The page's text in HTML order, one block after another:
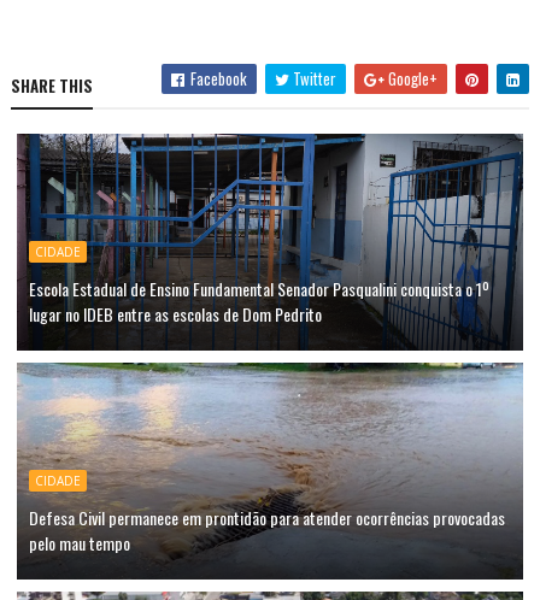
SHARE THIS Facebook Twitter Google+
CIDADE
Escola Estadual de Ensino Fundamental Senador Pasqualini conquista o 1º
lugar no IDEB entre as escolas de Dom Pedrito
CIDADE
Defesa Civil permanece em prontidão para atender ocorrências provocadas
pelo mau tempo